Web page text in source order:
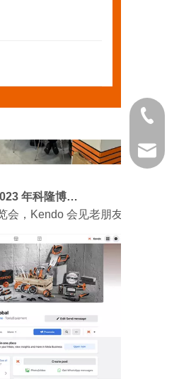
会，Kendo 会见老朋友和结交新
021